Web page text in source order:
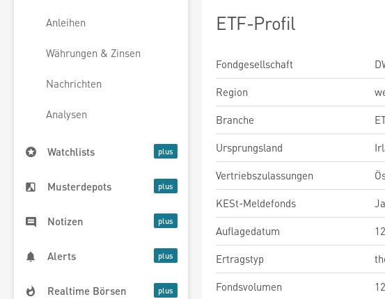
Anleihen
Währungen & Zinsen
Nachrichten
Analysen
Watchlists
Musterdepots
Notizen
Alerts
Realtime Börsen
ETF-Profil
Fondgesellschaft
Region
Branche
Ursprungsland
Vertriebszulassungen
KESt-Meldefonds
Ja
Auflagedatum
Ertragstyp
Fondsvolumen